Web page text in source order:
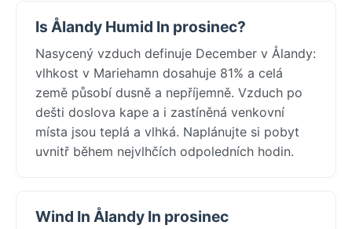
Is Ålandy Humid In prosinec?
Nasycený vzduch definuje December v Ålandy:
vlhkost v Mariehamn dosahuje 81% a celá
země působí dusně a nepříjemně. Vzduch po
dešti doslova kape a i zastíněná venkovní
místa jsou teplá a vlhká. Naplánujte si pobyt
uvnitř během nejvlhčích odpoledních hodin.
Wind In Ålandy In prosinec